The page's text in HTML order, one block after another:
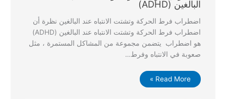
البالغين (ADHD)
اضطراب فرط الحركة وتشتت الانتباه عند البالغين نظرة أن
اضطراب فرط الحركة وتشتت الانتباه عند البالغين (ADHD)
هو اضطراب يتضمن مجموعة من المشاكل المستمرة ، مثل
صعوبة في الانتباه وفرط…
Read More »